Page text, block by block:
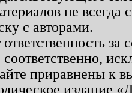
не
с авторами.
приравнены к
издание